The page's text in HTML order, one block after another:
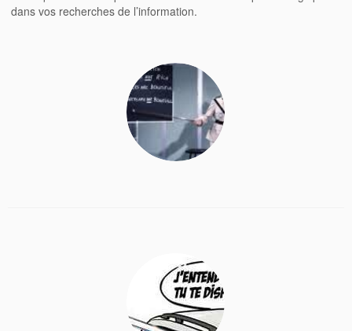
dans vos recherches de l’information.